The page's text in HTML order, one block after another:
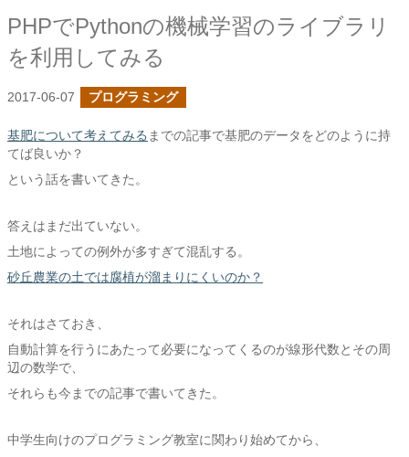
PHPでPythonの機械学習のライブラリ
を利用してみる
2017-06-07 プログラミング
基肥について考えてみる までの記事で基肥のデータをどのように持
てば良いか？
という話を書いてきた。
答えはまだ出ていない。
土地によっての例外が多すぎて混乱する。
砂丘農業の土では腐植が溜まりにくいのか？
それはさておき、
自動計算を行うにあたって必要になってくるのが線形代数とその周
辺の数学で、
それらも今までの記事で書いてきた。
中学生向けのプログラミング教室に関わり始めてから、